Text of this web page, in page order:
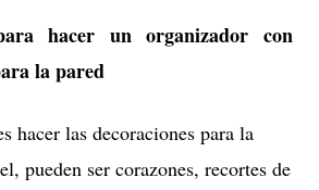
hacer un organizador con
la pared
hacer las decoraciones para la
pueden ser corazones, recortes de